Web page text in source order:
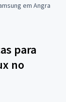
em Angra
para
no